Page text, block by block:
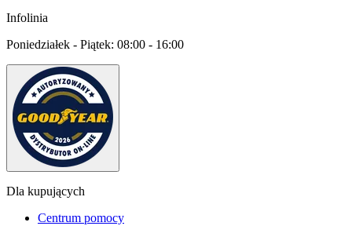
Infolinia
Poniedziałek - Piątek: 08:00 - 16:00
Dla kupujących
Centrum pomocy